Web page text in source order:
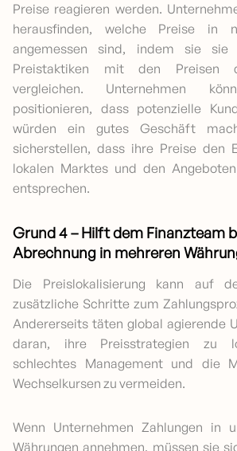
Preise reagieren werden.
herausfinden, welche Preise in
angemessen sind, indem sie sie
Preistaktiken mit den Preisen
vergleichen. Unternehmen
positionieren, dass potenzielle
würden ein gutes Geschäft
sicherstellen, dass ihre Preise den
lokalen Marktes und den
entsprechen.
Grund 4 – Hilft dem Finanzteam
Abrechnung in mehreren
Die Preislokalisierung kann auf
zusätzliche Schritte zum
Andererseits täten global agierende
daran, ihre Preisstrategien zu
schlechtes Management und die
Wechselkursen zu vermeiden.
Wenn Unternehmen Zahlungen in
Währungen annehmen, müssen sie